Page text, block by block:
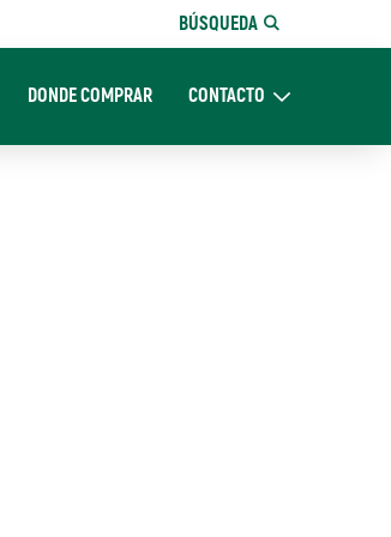
BÚSQUEDA
DONDE COMPRAR CONTACTOExpand CONTACTO